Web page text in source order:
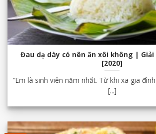
Đau dạ dày có nên ăn xôi không |
[2020]
“Em là sinh viên năm nhất. Từ khi xa gia
[...]